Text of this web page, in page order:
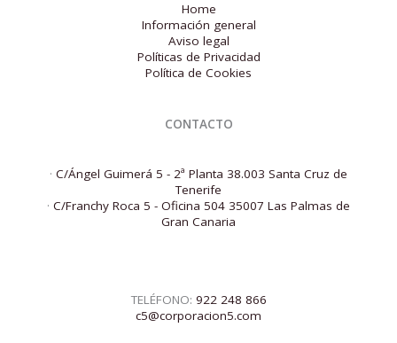
Home
Información general
Aviso legal
Políticas de Privacidad
Política de Cookies
CONTACTO
· C/Ángel Guimerá 5 - 2ª Planta 38.003 Santa Cruz de
Tenerife
· C/Franchy Roca 5 - Oficina 504 35007 Las Palmas de
Gran Canaria
TELÉFONO: 922 248 866
c5@corporacion5.com